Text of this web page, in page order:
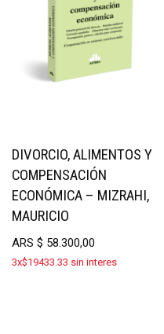
DIVORCIO, ALIMENTOS Y
COMPENSACIÓN
ECONÓMICA – MIZRAHI,
MAURICIO
ARS $ 58.300,00
3x$19433.33 sin interes